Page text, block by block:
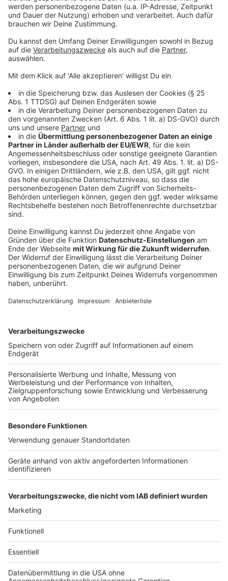
Anzeige
Immer wieder begehen einzelne Spieler Fouls, die die
Schiedsrichter in den meisten Fällen sehen und dann
ahnden. Je nach Strafe werden dem gegnerischen
Team eine gewisse Anzahl an Yards zugeschrieben
oder es geht beispielsweise statt eines dritten
Versuchs automatisch mit erstem Versuch nach
Foulspiel weiter.
Anzeige
Häufige Fouls sind zum Beispiel:
Holding: Beim Blocken und Verteidigen dürfen
Spieler nicht gehalten oder gezogen werden. Wird
ein Spieler dabei erwischt, gibt es zehn Yards
Raumverlust
False Start: Häufigster Regelverstoß in der
bevor der Spielzug startet. Strafe: 5 Yards.
unerlaubt Kontakt mit einem offensiven
Passempfänger auf und hindert ihn illegal am
Fangen des Footballs, gibt es automatisch einen
das Foul stattgefunden hat. So könnte die
Defensive plötzlich an der eigenen Endzone
stehen.
Abseits laufen. Das gibt 5 Yards Strafe
Unnecessary Roughness/Unnötie Härte: Das
unerlaubte Attackieren eines Spielers nach dem
Spielzug wird mit 15 Yards und einem neuen
ersten Versuch bestraft. Begeht es ein Offensiv-
Anzeige